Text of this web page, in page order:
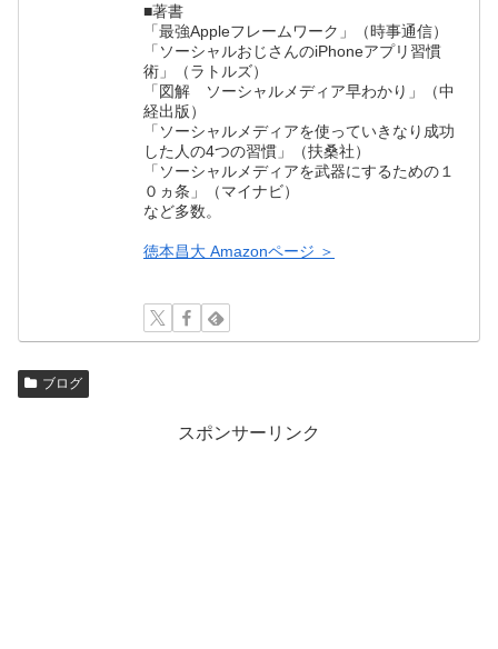
■著書
「最強Appleフレームワーク」（時事通信）
「ソーシャルおじさんのiPhoneアプリ習慣
術」（ラトルズ）
「図解 ソーシャルメディア早わかり」（中
経出版）
「ソーシャルメディアを使っていきなり成功
した人の4つの習慣」（扶桑社）
「ソーシャルメディアを武器にするための１
０ヵ条」（マイナビ）
など多数。
徳本昌大 Amazonページ ＞
ブログ
スポンサーリンク